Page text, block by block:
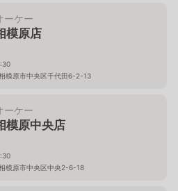
ーケー
模原店
模原市中央区千代田6-2-13
ーケー
模原中央店
模原市中央区中央2-6-18